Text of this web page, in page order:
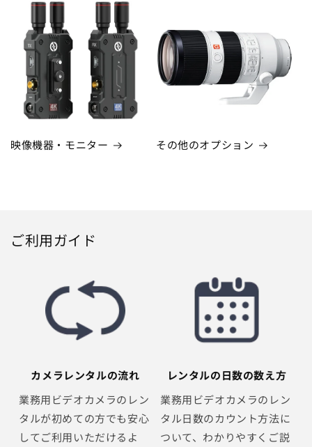
映像機器・モニター その他のオプション
ご利用ガイド
カメラレンタルの流れ
業務用ビデオカメラのレン
タルが初めての方でも安心
してご利用いただけるよ
レンタルの日数の数え方
業務用ビデオカメラのレン
タル日数のカウント方法に
ついて、わかりやすくご説